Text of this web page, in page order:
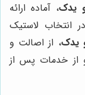
یدک، آماده ارائه
انتخاب لاستیک
یدک، از اصالت و
از خدمات پس از